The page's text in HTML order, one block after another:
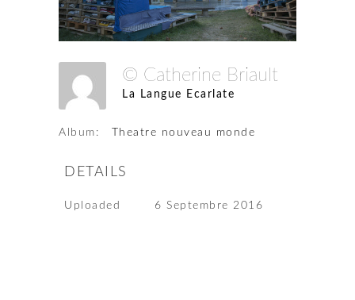
© Catherine Briault
La Langue Ecarlate
Album: Theatre nouveau monde
DETAILS
Uploaded 6 Septembre 2016